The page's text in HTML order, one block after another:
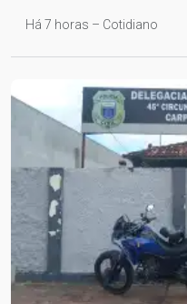
Há 7 horas – Cotidiano